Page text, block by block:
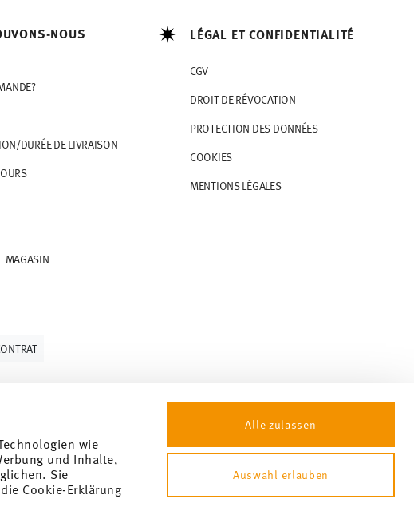
wie
und Inhalte,
Sie
Cookie-Erklärung
Alle zulassen
Auswahl erlauben
NOUS
DURÉE DE LIVRAISON
MAGASIN
LÉGAL ET CONFIDENTIALITÉ
CGV
DROIT DE RÉVOCATION
PROTECTION DES DONNÉES
COOKIES
MENTIONS LÉGALES